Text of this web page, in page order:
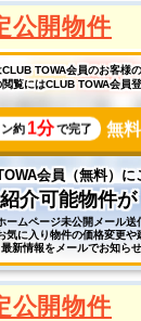
公開物件
TOWA会員のお客様
覧にはCLUB TOWA会員
約1分で完了 無
会員（無料）に
介可能物件が
ームページ未公開メール送
気に入り物件の価格変更や
最新情報をメールでお知らせ
公開物件